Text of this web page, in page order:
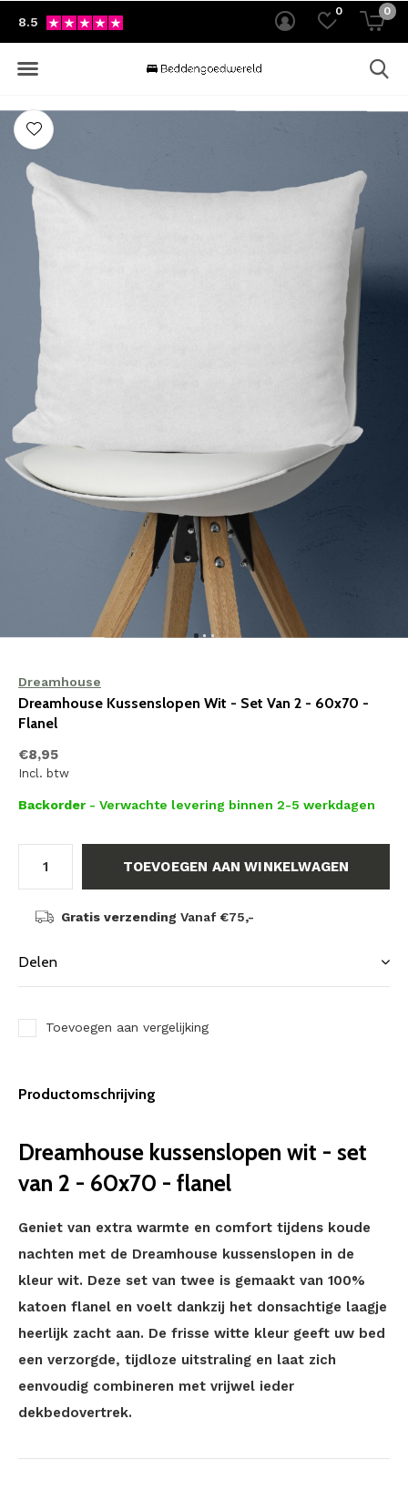
0 0
8.5
Dreamhouse
Dreamhouse Kussenslopen Wit - Set Van 2 - 60x70 -
Flanel
€8,95
Incl. btw
Backorder - Verwachte levering binnen 2-5 werkdagen
TOEVOEGEN AAN WINKELWAGEN
Gratis verzending Vanaf €75,-
Delen
Toevoegen aan vergelijking
Productomschrijving
Dreamhouse kussenslopen wit - set
van 2 - 60x70 - flanel
Geniet van extra warmte en comfort tijdens koude
nachten met de Dreamhouse kussenslopen in de
kleur wit. Deze set van twee is gemaakt van 100%
katoen flanel en voelt dankzij het donsachtige laagje
heerlijk zacht aan. De frisse witte kleur geeft uw bed
een verzorgde, tijdloze uitstraling en laat zich
eenvoudig combineren met vrijwel ieder
dekbedovertrek.